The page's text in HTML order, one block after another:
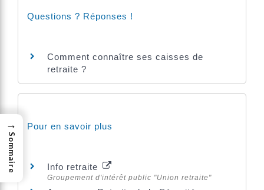
Questions ? Réponses !
Comment connaître ses caisses de
retraite ?
Pour en savoir plus
Info retraite
Groupement d'intérêt public "Union retraite"
→
Sommaire